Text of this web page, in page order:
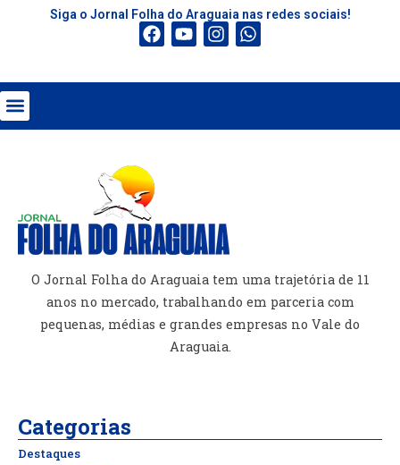
Siga o Jornal Folha do Araguaia nas redes sociais!
O Jornal Folha do Araguaia tem uma trajetória de 11
anos no mercado, trabalhando em parceria com
pequenas, médias e grandes empresas no Vale do
Araguaia.
Categorias
Destaques